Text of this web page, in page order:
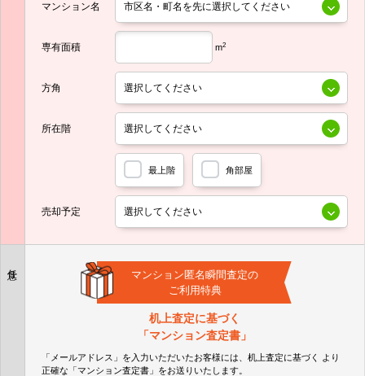
マンション名
専有面積 m2
方角
所在階
最上階 角部屋
売却予定
マンション匿名瞬間査定の
ご利用特典
机上査定に基づく
「マンション査定書」
「メールアドレス」を入力いただいたお客様には、机上査定に基づく
より
正確な 「マンション査定書」 をお送りいたします。